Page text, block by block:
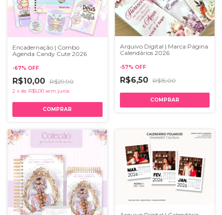
Encadernação | Combo
Agenda Candy Cute 2026
-67% OFF
R$10,00 R$29,90
2 x de R$5,00 sem juros
Arquivo Digital | Marca Página
Calendários 2026
-57% OFF
R$6,50 R$15,00